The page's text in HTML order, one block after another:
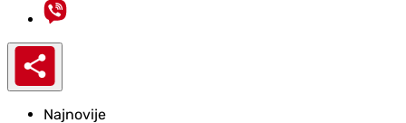
Najnovije